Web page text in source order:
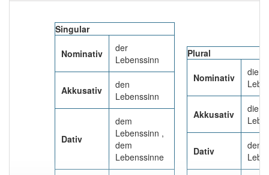
Singular
Nominativ
der
Lebenssinn
Akkusativ
den
Lebenssinn
Dativ
dem
Lebenssinn ,
dem
Lebenssinne
Plural
Nominativ
die
Akkusativ
die
Dativ
den